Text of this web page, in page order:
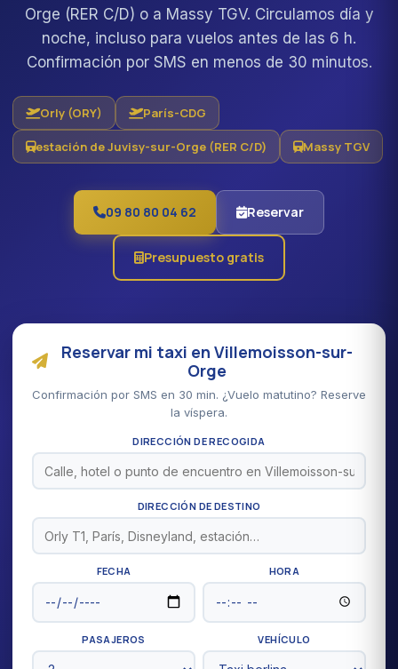
Orge (RER C/D) o a Massy TGV. Circulamos día y
noche, incluso para vuelos antes de las 6 h.
Confirmación por SMS en menos de 30 minutos.
Orly (ORY) París-CDG
estación de Juvisy-sur-Orge (RER C/D) Massy TGV
09 80 80 04 62 Reservar
Presupuesto gratis
Reservar mi taxi en Villemoisson-sur-
Orge
Confirmación por SMS en 30 min. ¿Vuelo matutino? Reserve
la víspera.
DIRECCIÓN DE RECOGIDA
DIRECCIÓN DE DESTINO
FECHA HORA
PASAJEROS VEHÍCULO